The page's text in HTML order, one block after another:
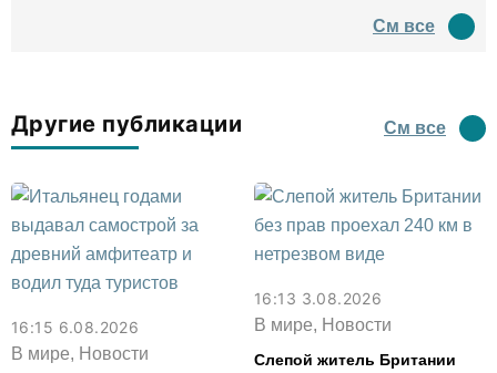
водил туда туристов
См все
Другие публикации См все
16:15 6.08.2026
В мире, Новости
16:13 3.08.2026
В мире, Новости
Слепой житель Британии